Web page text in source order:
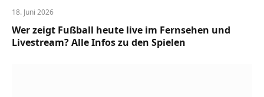
18. Juni 2026
Wer zeigt Fußball heute live im Fernsehen und
Livestream? Alle Infos zu den Spielen